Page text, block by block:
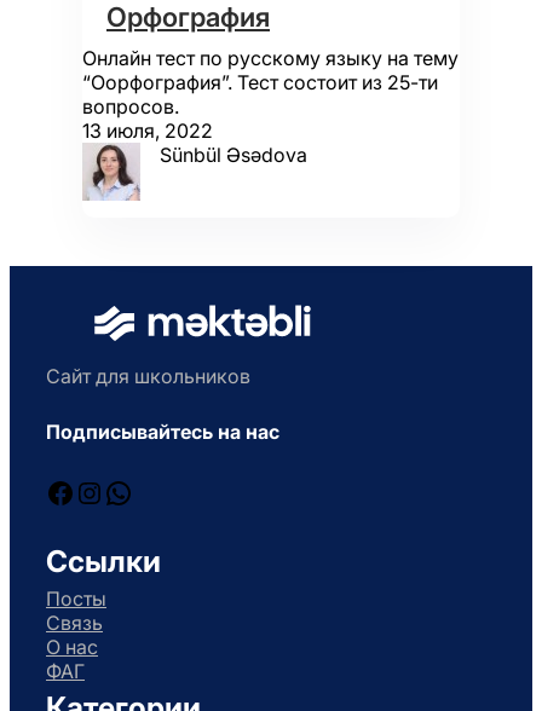
Орфография
Онлайн тест по русскому языку на тему
“Оорфография”. Тест состоит из 25-ти
вопросов.
13 июля, 2022
Sünbül Əsədova
Сайт для школьников
Подписывайтесь на нас
Facebook
Instagram
WhatsApp
Ссылки
Посты
Связь
О нас
ФАГ